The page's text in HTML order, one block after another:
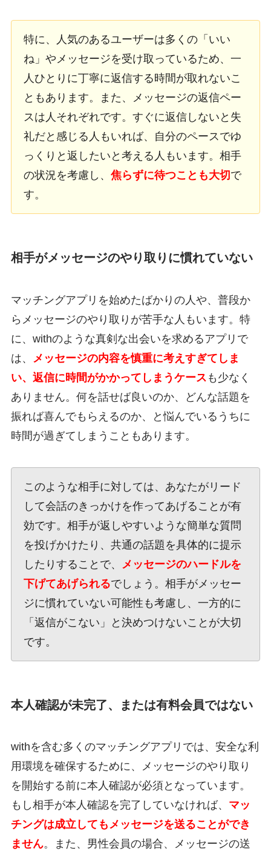
特に、人気のあるユーザーは多くの「いい
ね」やメッセージを受け取っているため、一
人ひとりに丁寧に返信する時間が取れないこ
ともあります。また、メッセージの返信ペー
スは人それぞれです。すぐに返信しないと失
礼だと感じる人もいれば、自分のペースでゆ
っくりと返したいと考える人もいます。相手
の状況を考慮し、 焦らずに待つことも大切 で
す。
相手がメッセージのやり取りに慣れていない
マッチングアプリを始めたばかりの人や、普段か
らメッセージのやり取りが苦手な人もいます。特
に、withのような真剣な出会いを求めるアプリで
は、
メッセージの内容を慎重に考えすぎてしま
い、返信に時間がかかってしまうケース も少なく
ありません。何を話せば良いのか、どんな話題を
振れば喜んでもらえるのか、と悩んでいるうちに
時間が過ぎてしまうこともあります。
このような相手に対しては、あなたがリード
して会話のきっかけを作ってあげることが有
効です。相手が返しやすいような簡単な質問
を投げかけたり、共通の話題を具体的に提示
したりすることで、
メッセージのハードルを
下げてあげられるでしょう。相手がメッセー
ジに慣れていない可能性も考慮し、一方的に
「返信がこない」と決めつけないことが大切
です。
本人確認が未完了、または有料会員ではない
withを含む多くのマッチングアプリでは、安全な利
用環境を確保するために、メッセージのやり取り
を開始する前に本人確認が必須となっています。
もし相手が本人確認を完了していなければ、 マッ
チングは成立してもメッセージを送ることができ
ません。また、男性会員の場合、メッセージの送